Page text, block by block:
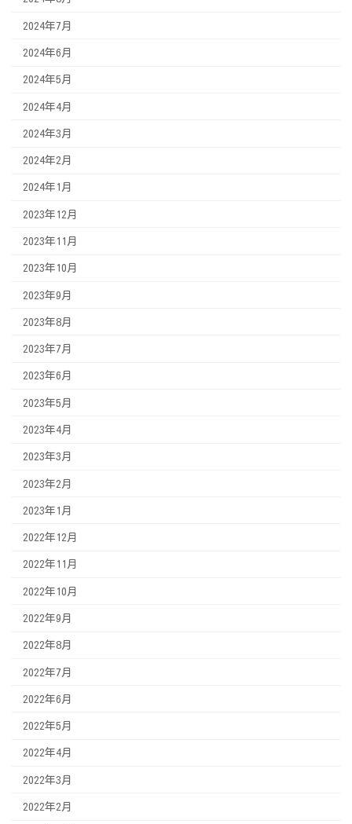
2024年7月
2024年6月
2024年5月
2024年4月
2024年3月
2024年2月
2024年1月
2023年12月
2023年11月
2023年10月
2023年9月
2023年8月
2023年7月
2023年6月
2023年5月
2023年4月
2023年3月
2023年2月
2023年1月
2022年12月
2022年11月
2022年10月
2022年9月
2022年8月
2022年7月
2022年6月
2022年5月
2022年4月
2022年3月
2022年2月